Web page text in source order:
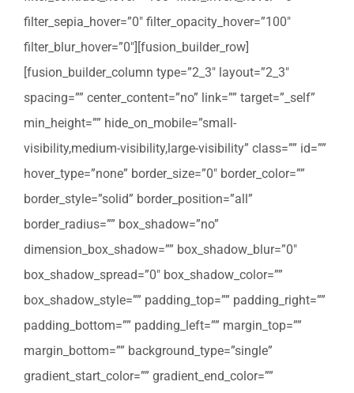
filter_sepia_hover=”0″ filter_opacity_hover=”100″
filter_blur_hover=”0″][fusion_builder_row]
[fusion_builder_column type=”2_3″ layout=”2_3″
spacing=”” center_content=”no” link=”” target=”_self”
min_height=”” hide_on_mobile=”small-
visibility,medium-visibility,large-visibility” class=”” id=””
hover_type=”none” border_size=”0″ border_color=””
border_style=”solid” border_position=”all”
border_radius=”” box_shadow=”no”
dimension_box_shadow=”” box_shadow_blur=”0″
box_shadow_spread=”0″ box_shadow_color=””
box_shadow_style=”” padding_top=”” padding_right=””
padding_bottom=”” padding_left=”” margin_top=””
margin_bottom=”” background_type=”single”
gradient_start_color=”” gradient_end_color=””